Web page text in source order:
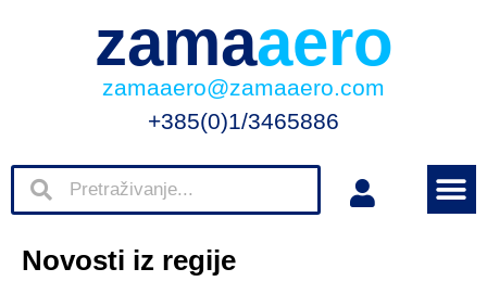
zamaaero
zamaaero@zamaaero.com
+385(0)1/3465886
Novosti iz regije